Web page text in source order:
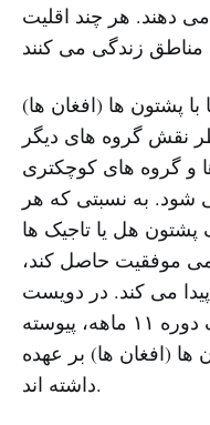
دهند. هر چند اقلیت
پشتون ها (افغان ها)
نقش گروه های دیگر
و گروه های کوچکتری
شود. به نسبتی که هر
هل یا تاجیک ها
موفقیت حاصل کند،
پیدا می کند. در دویست
و پنجاه سال اخیر به جز یک دوره ۱۱ ماهه، پیوسته
(افغان ها) بر عهده
داشته اند.